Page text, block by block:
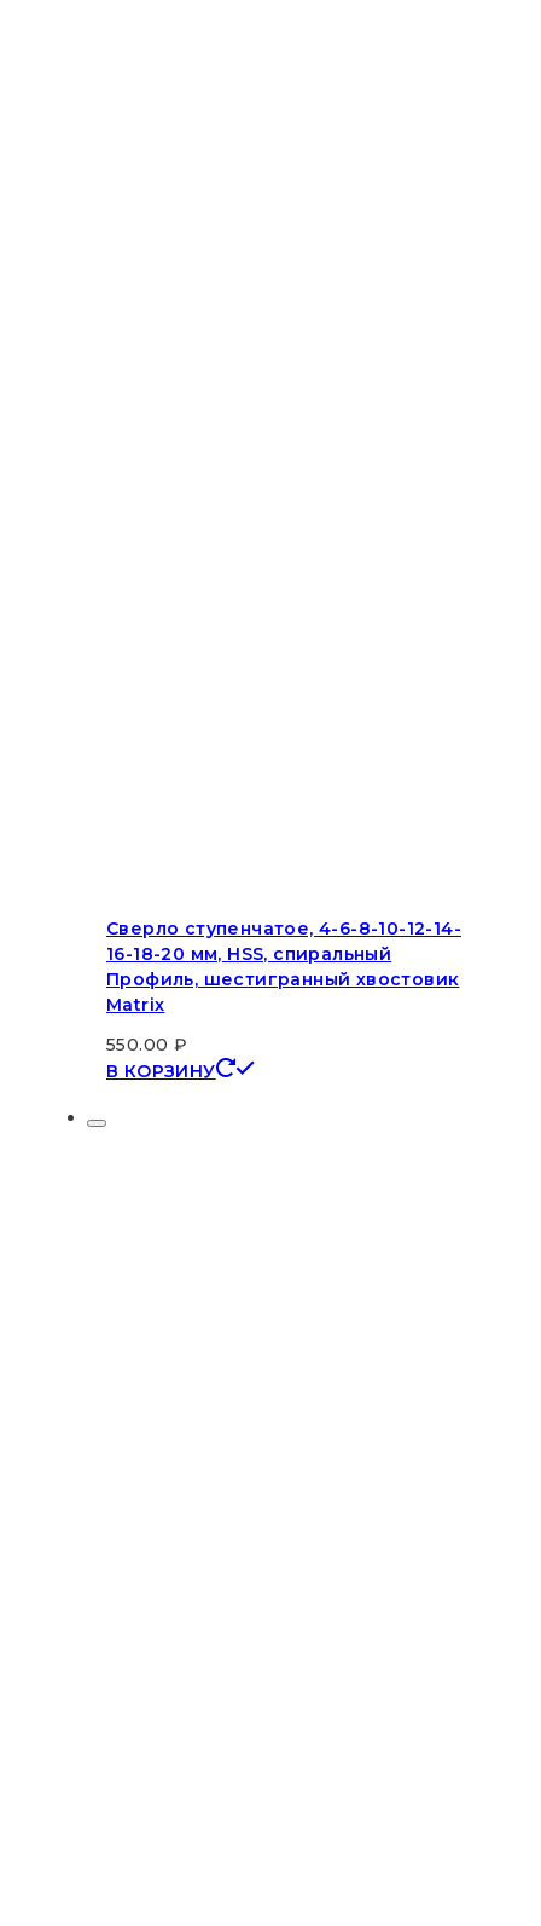
Сверло ступенчатое, 4-6-8-10-12-14-
16-18-20 мм, HSS, спиральный
Профиль, шестигранный хвостовик
Matrix
550.00 ₽
В КОРЗИНУ